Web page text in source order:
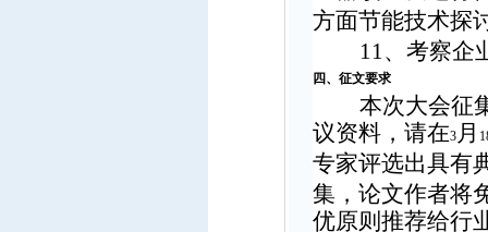
方面节能技术探
11、考察企
四、征文要求
本次大会征
议资料，请在3 月
专家评选出具有
集，论文作者将
优原则推荐给行